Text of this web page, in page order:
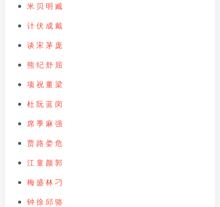
米 贝 明 臧
计伏 成戴
谈 宋 茅 庞
熊 纪舒 屈
项 祝董梁
杜 阮蓝 闵
席季 麻 强
贾 路 娄危
江 童 颜 郭
梅盛 林刁
钟 徐 邱 骆